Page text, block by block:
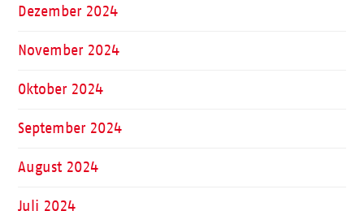
Dezember 2024
November 2024
Oktober 2024
September 2024
August 2024
Juli 2024